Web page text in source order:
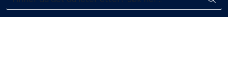
Skip to main contentEnkelt kjøp, hentes i butikk (Sandefjord)